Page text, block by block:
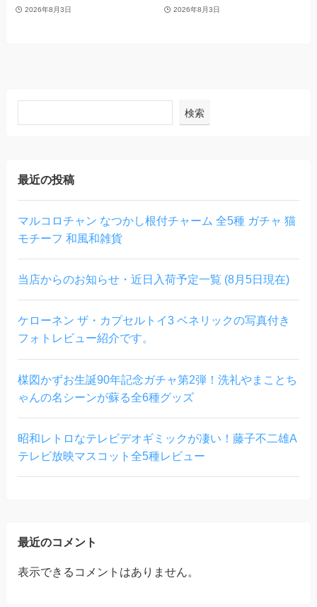
2026年8月3日 2026年8月3日
検索
最近の投稿
マルコロチャン なつかし根付チャーム 全5種 ガチャ 猫
モチーフ 和風和雑貨
当店からのお知らせ・近日入荷予定一覧 (8月5日現在)
ケローネン ザ・カプセルトイ3 ベネリックの写真付き
フォトレビュー紹介です。
楳図かずお生誕90年記念ガチャ第2弾！洗礼やまことち
ゃんの名シーンが蘇る全6種グッズ
昭和レトロなテレビデオギミックが凄い！藤子不二雄A
テレビ放映マスコット全5種レビュー
最近のコメント
表示できるコメントはありません。